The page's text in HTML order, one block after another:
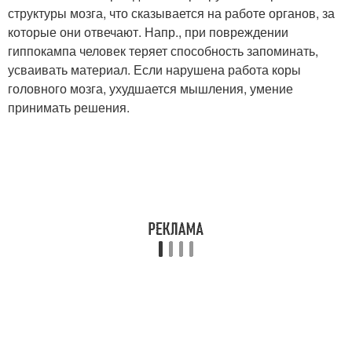
структуры мозга, что сказывается на работе органов, за
которые они отвечают. Напр., при повреждении
гиппокампа человек теряет способность запоминать,
усваивать материал. Если нарушена работа коры
головного мозга, ухудшается мышления, умение
принимать решения.